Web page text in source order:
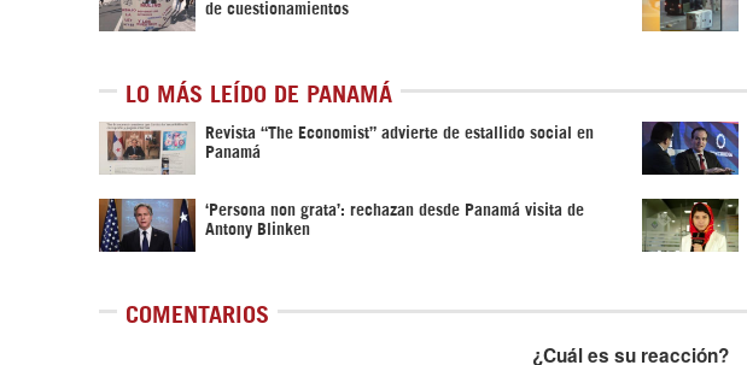
de cuestionamientos
LO MÁS LEÍDO DE PANAMÁ
Revista “The Economist” advierte de estallido social en
Panamá
‘Persona non grata’: rechazan desde Panamá visita de
Antony Blinken
COMENTARIOS